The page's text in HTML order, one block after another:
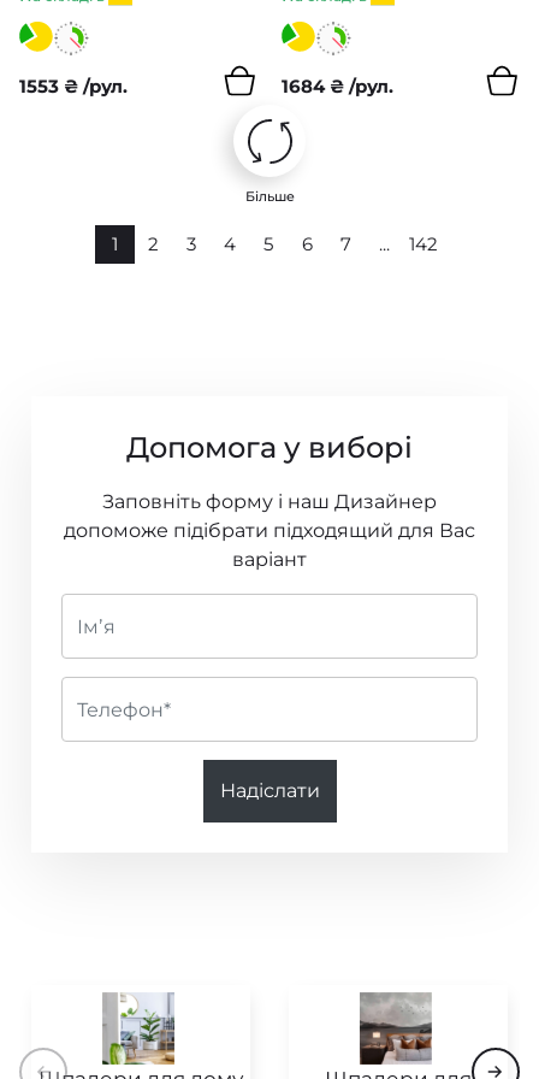
Pure Morris North
Queen Square
Forbidden City
Studio Textures
Antigua
Fashion for Walls 4
Nature Soul
Wild Silk
Cocoon
Online
1553 ₴ /рул. 1684 ₴ /рул.
Більше
1 2 3 4 5 6 7 ... 142
Допомога у виборі
Заповніть форму і наш Дизайнер
допоможе підібрати підходящий для Вас
варіант
Надіслати